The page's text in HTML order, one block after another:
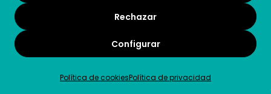
Rechazar
Configurar
Política de cookiesPolítica de privacidad
Condiciones de uso
Términos y condiciones